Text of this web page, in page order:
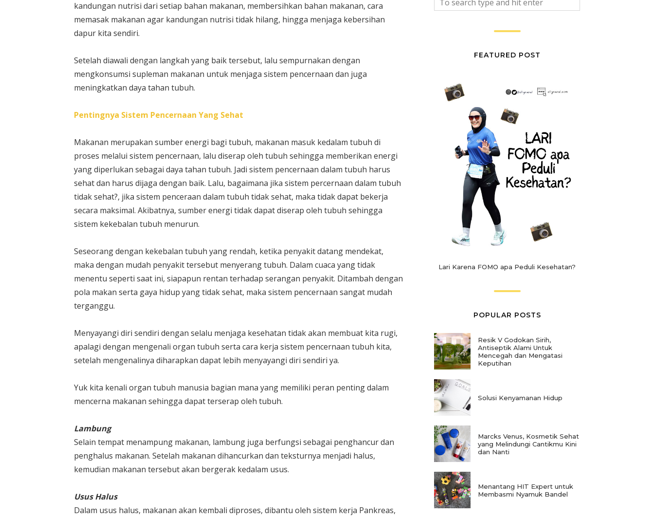
kandungan nutrisi dari setiap bahan makanan, membersihkan bahan makanan, cara
memasak makanan agar kandungan nutrisi tidak hilang, hingga menjaga kebersihan
dapur kita sendiri.
Setelah diawali dengan langkah yang baik tersebut, lalu sempurnakan dengan
mengkonsumsi supleman makanan untuk menjaga sistem pencernaan dan juga
meningkatkan daya tahan tubuh.
Pentingnya Sistem Pencernaan Yang Sehat
Makanan merupakan sumber energi bagi tubuh, makanan masuk kedalam tubuh di
proses melalui sistem pencernaan, lalu diserap oleh tubuh sehingga memberikan energi
yang diperlukan sebagai daya tahan tubuh. Jadi sistem pencernaan dalam tubuh harus
sehat dan harus dijaga dengan baik. Lalu, bagaimana jika sistem percernaan dalam tubuh
tidak sehat?, jika sistem penceraan dalam tubuh tidak sehat, maka tidak dapat bekerja
secara maksimal. Akibatnya, sumber energi tidak dapat diserap oleh tubuh sehingga
sistem kekebalan tubuh menurun.
Seseorang dengan kekebalan tubuh yang rendah, ketika penyakit datang mendekat,
maka dengan mudah penyakit tersebut menyerang tubuh. Dalam cuaca yang tidak
menentu seperti saat ini, siapapun rentan terhadap serangan penyakit. Ditambah dengan
pola makan serta gaya hidup yang tidak sehat, maka sistem pencernaan sangat mudah
terganggu.
Menyayangi diri sendiri dengan selalu menjaga kesehatan tidak akan membuat kita rugi,
apalagi dengan mengenali organ tubuh serta cara kerja sistem pencernaan tubuh kita,
setelah mengenalinya diharapkan dapat lebih menyayangi diri sendiri ya.
Yuk kita kenali organ tubuh manusia bagian mana yang memiliki peran penting dalam
mencerna makanan sehingga dapat terserap oleh tubuh.
Lambung
Selain tempat menampung makanan, lambung juga berfungsi sebagai penghancur dan
penghalus makanan. Setelah makanan dihancurkan dan teksturnya menjadi halus,
kemudian makanan tersebut akan bergerak kedalam usus.
Usus Halus
Dalam usus halus, makanan akan kembali diproses, dibantu oleh sistem kerja Pankreas,
FEATURED POST
Lari Karena FOMO apa Peduli Kesehatan?
POPULAR POSTS
Resik V Godokan Sirih,
Antiseptik Alami Untuk
Mencegah dan Mengatasi
Keputihan
Solusi Kenyamanan Hidup
Marcks Venus, Kosmetik Sehat
yang Melindungi Cantikmu Kini
dan Nanti
Menantang HIT Expert untuk
Membasmi Nyamuk Bandel